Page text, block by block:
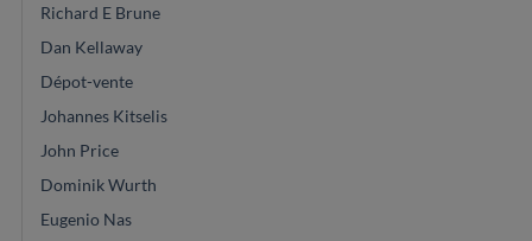
Richard E Brune
Dan Kellaway
Dépot-vente
Johannes Kitselis
John Price
Dominik Wurth
Eugenio Nas